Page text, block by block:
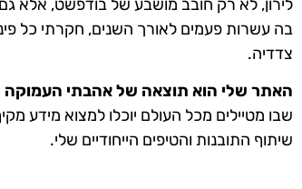
לירון, לא רק חובב מושבע של בודפשט, אלא
בה עשרות פעמים לאורך השנים, חקרתי כל
צדדיה.
האתר שלי הוא תוצאה של אהבתי העמוקה
שבו מטיילים מכל העולם יוכלו למצוא מידע
שיתוף התובנות והטיפים הייחודיים שלי.